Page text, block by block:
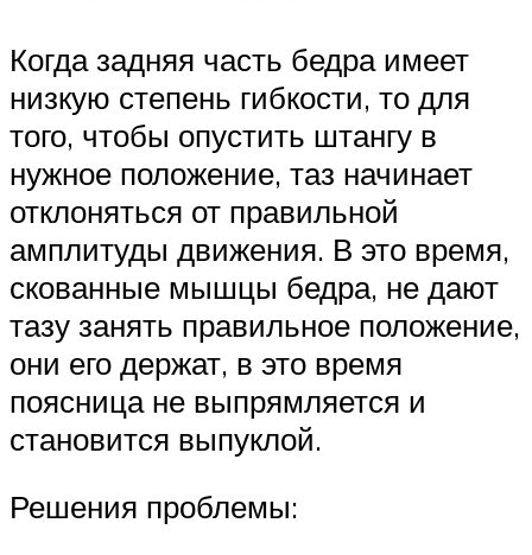
Когда задняя часть бедра имеет
низкую степень гибкости, то для
того, чтобы опустить штангу в
нужное положение, таз начинает
отклоняться от правильной
амплитуды движения. В это время,
скованные мышцы бедра, не дают
тазу занять правильное положение,
они его держат, в это время
поясница не выпрямляется и
становится выпуклой.
Решения проблемы: